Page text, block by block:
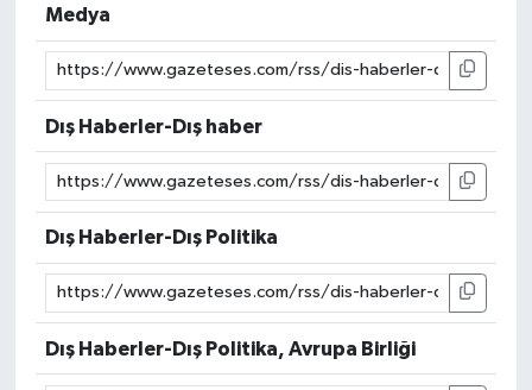
Medya
Dış Haberler-Dış haber
Dış Haberler-Dış Politika
Dış Haberler-Dış Politika, Avrupa Birliği